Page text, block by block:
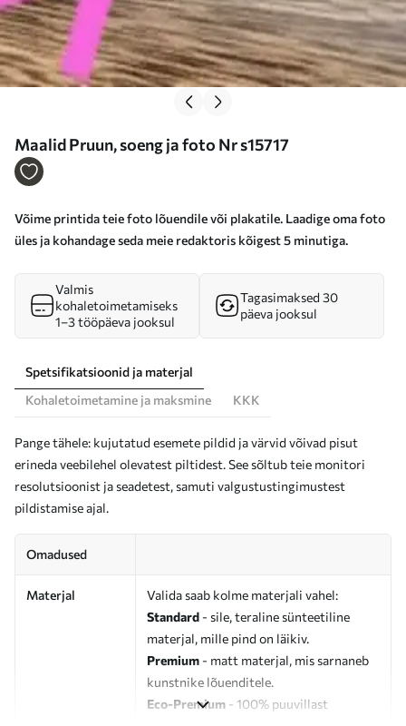
Maalid Pruun, soeng ja foto Nr s15717
Võime printida teie foto lõuendile või plakatile. Laadige oma foto
üles ja kohandage seda meie redaktoris kõigest 5 minutiga.
Valmis
kohaletoimetamiseks
1–3 tööpäeva jooksul
Tagasimaksed 30
päeva jooksul
Spetsifikatsioonid ja materjal
Kohaletoimetamine ja maksmine
KKK
Pange tähele: kujutatud esemete pildid ja värvid võivad pisut
erineda veebilehel olevatest piltidest. See sõltub teie monitori
resolutsioonist ja seadetest, samuti valgustustingimustest
pildistamise ajal.
Omadused
Materjal
Valida saab kolme materjali vahel:
Standard - sile, teraline sünteetiline
materjal, mille pind on läikiv.
Premium - matt materjal, mis sarnaneb
kunstnike lõuenditele.
Eco-Premium - 100% puuvillast